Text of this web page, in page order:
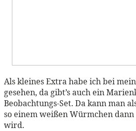
Als kleines Extra habe ich bei
gesehen, da gibt’s auch ein
Beobachtungs-Set. Da kann man
so einem weißen Würmchen
wird.